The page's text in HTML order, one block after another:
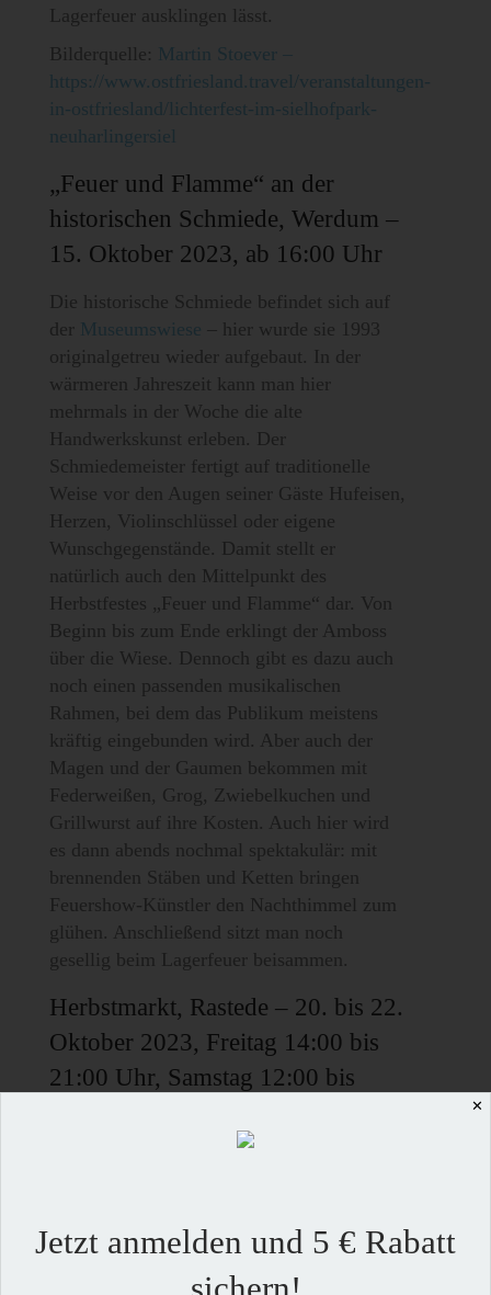
Lagerfeuer ausklingen lässt.
Bilderquelle: Martin Stoever –
https://www.ostfriesland.travel/veranstaltungen-
in-ostfriesland/lichterfest-im-sielhofpark-
neuharlingersiel
„Feuer und Flamme“ an der
historischen Schmiede, Werdum –
15. Oktober 2023, ab 16:00 Uhr
Die historische Schmiede befindet sich auf
der Museumswiese – hier wurde sie 1993
originalgetreu wieder aufgebaut. In der
wärmeren Jahreszeit kann man hier
mehrmals in der Woche die alte
Handwerkskunst erleben. Der
Schmiedemeister fertigt auf traditionelle
Weise vor den Augen seiner Gäste Hufeisen,
Herzen, Violinschlüssel oder eigene
Wunschgegenstände. Damit stellt er
natürlich auch den Mittelpunkt des
Herbstfestes „Feuer und Flamme“ dar. Von
Beginn bis zum Ende erklingt der Amboss
über die Wiese. Dennoch gibt es dazu auch
noch einen passenden musikalischen
Rahmen, bei dem das Publikum meistens
kräftig eingebunden wird. Aber auch der
Magen und der Gaumen bekommen mit
Federweißen, Grog, Zwiebelkuchen und
Grillwurst auf ihre Kosten. Auch hier wird
es dann abends nochmal spektakulär: mit
brennenden Stäben und Ketten bringen
Feuershow-Künstler den Nachthimmel zum
glühen. Anschließend sitzt man noch
gesellig beim Lagerfeuer beisammen.
Herbstmarkt, Rastede – 20. bis 22.
Oktober 2023, Freitag 14:00 bis
21:00 Uhr, Samstag 12:00 bis
bis 18:00 Uhr (mit
✕
Jetzt anmelden und 5 € Rabatt